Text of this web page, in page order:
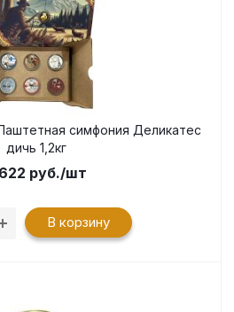
симфония Деликатес
дичь 1,2кг
руб./шт
В корзину